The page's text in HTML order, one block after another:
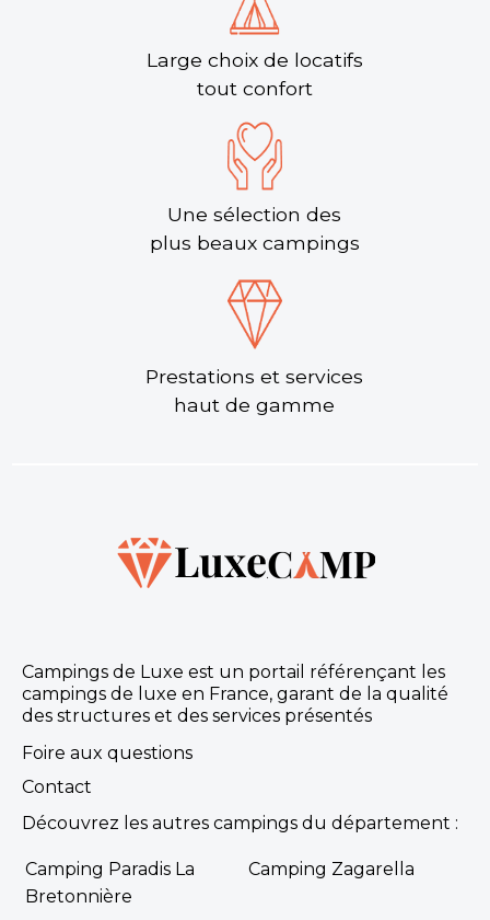
Large choix de locatifs
tout confort
Une sélection des
plus beaux campings
Prestations et services
haut de gamme
Campings de Luxe est un portail référençant les
campings de luxe en France, garant de la qualité
des structures et des services présentés
Foire aux questions
Contact
Découvrez les autres campings du département :
Camping Paradis La
Bretonnière
Camping Zagarella